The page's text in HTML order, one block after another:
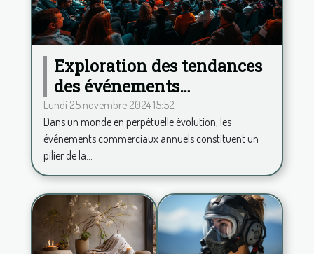
Exploration des tendances
des événements
commerciaux annuels et
leur impact
Lundi 25 novembre 2024 15:52
Dans un monde en perpétuelle évolution, les
événements commerciaux annuels constituent un
pilier de la...